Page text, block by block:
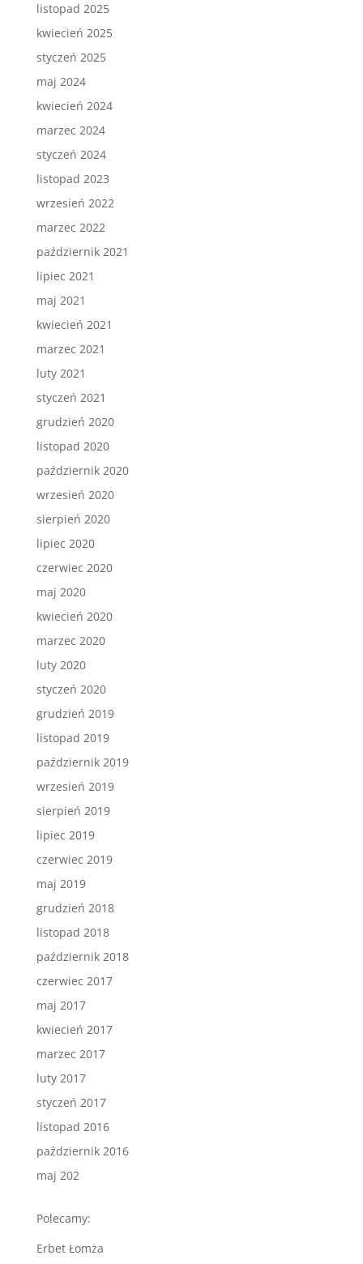
listopad 2025
kwiecień 2025
styczeń 2025
maj 2024
kwiecień 2024
marzec 2024
styczeń 2024
listopad 2023
wrzesień 2022
marzec 2022
październik 2021
lipiec 2021
maj 2021
kwiecień 2021
marzec 2021
luty 2021
styczeń 2021
grudzień 2020
listopad 2020
październik 2020
wrzesień 2020
sierpień 2020
lipiec 2020
czerwiec 2020
maj 2020
kwiecień 2020
marzec 2020
luty 2020
styczeń 2020
grudzień 2019
listopad 2019
październik 2019
wrzesień 2019
sierpień 2019
lipiec 2019
czerwiec 2019
maj 2019
grudzień 2018
listopad 2018
październik 2018
czerwiec 2017
maj 2017
kwiecień 2017
marzec 2017
luty 2017
styczeń 2017
listopad 2016
październik 2016
maj 202
Polecamy:
Erbet Łomża